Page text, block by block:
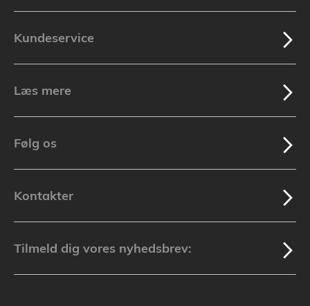
Kundeservice
Læs mere
Følg os
Kontakter
Tilmeld dig vores nyhedsbrev: